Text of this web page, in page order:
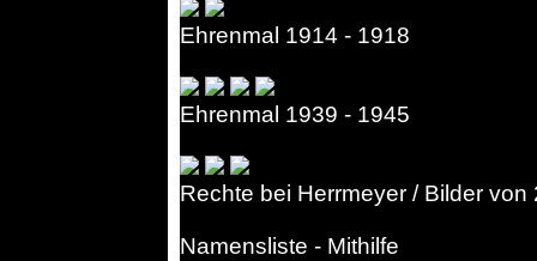
Ehrenmal 1914 - 1918
Ehrenmal 1939 - 1945
Rechte bei Herrmeyer / Bilder von
Namensliste - Mithilfe